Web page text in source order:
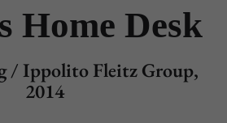
Home Desk
/ Ippolito Fleitz Group,
2014